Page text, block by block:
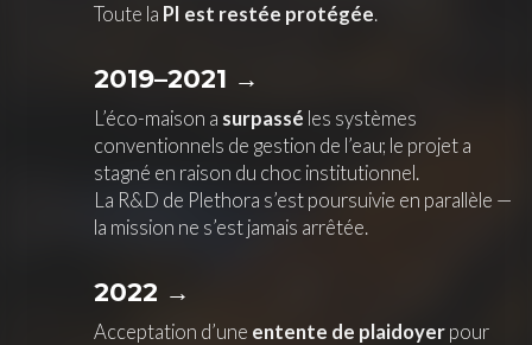
Toute la PI est restée protégée.
2019–2021 →
L’éco-maison a surpassé les systèmes
conventionnels de gestion de l’eau; le projet a
stagné en raison du choc institutionnel.
La R&D de Plethora s’est poursuivie en parallèle —
la mission ne s’est jamais arrêtée.
2022 →
Acceptation d’une entente de plaidoyer pour